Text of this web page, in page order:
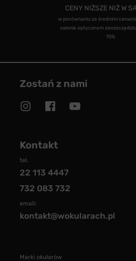
CENY NIŻSZE NIŻ W
w porównaniu ze średnimi
salonie optycznym
70%
Zostań z nami
Kontakt
tel.
22 113 4447
732 083 732
email:
kontakt@wokularach.pl
Marki okularów